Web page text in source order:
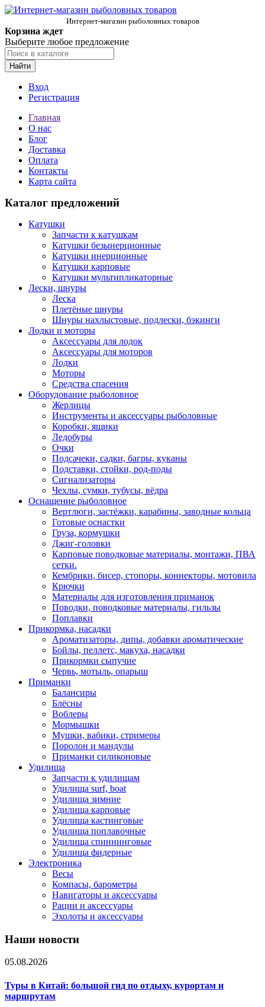
Интернет-магазин рыболовных товаров
Корзина ждет
Выберите любое предложение
Найти
Вход
Регистрация
Главная
О нас
Блог
Доставка
Оплата
Контакты
Карта сайта
Каталог предложений
Катушки
Запчасти к катушкам
Катушки безынерционные
Катушки инерционные
Катушки карповые
Катушки мультипликаторные
Лески, шнуры
Леска
Плетёные шнуры
Шнуры нахлыстовые, подлески, бэкинги
Лодки и моторы
Аксессуары для лодок
Аксессуары для моторов
Лодки
Моторы
Средства спасения
Оборудование рыболовное
Жерлицы
Инструменты и аксессуары рыболовные
Коробки, ящики
Ледобуры
Очки
Подсачеки, садки, багры, куканы
Подставки, стойки, род-поды
Сигнализаторы
Чехлы, сумки, тубусы, вёдра
Оснащение рыболовное
Вертлюги, застёжки, карабины, заводные кольца
Готовые оснастки
Груза, кормушки
Джиг-головки
Карповые поводковые материалы, монтажи, ПВА
сетки.
Кембрики, бисер, стопоры, коннекторы, мотовила
Крючки
Материалы для изготовления приманок
Поводки, поводковые материалы, гильзы
Поплавки
Прикормка, насадки
Ароматизаторы, дипы, добавки ароматические
Бойлы, пеллетс, макуха, насадки
Прикормки сыпучие
Червь, мотыль, опарыш
Приманки
Балансиры
Блёсны
Воблеры
Мормышки
Мушки, вабики, стримеры
Поролон и мандулы
Приманки силиконовые
Удилища
Запчасти к удилищам
Удилища surf, boat
Удилища зимние
Удилища карповые
Удилища кастинговые
Удилища поплавочные
Удилища спиннинговые
Удилища фидерные
Электроника
Весы
Компасы, барометры
Навигаторы и аксессуары
Рации и аксессуары
Эхолоты и аксессуары
Наши новости
05.08.2026
Туры в Китай: большой гид по отдыху, курортам и
маршрутам